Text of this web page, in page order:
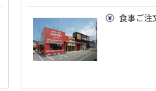
食事ご注